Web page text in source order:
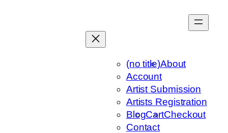
(no title)About
Account
Artist Submission
Artists Registration
BlogCartCheckout
Contact